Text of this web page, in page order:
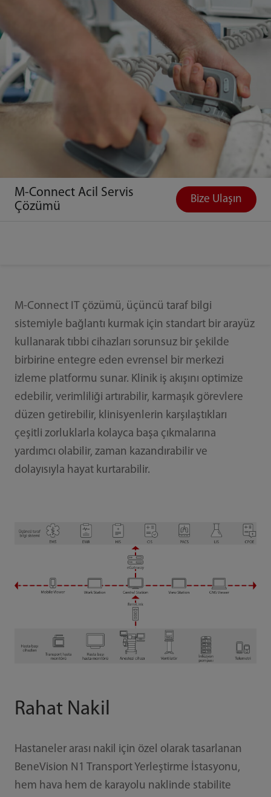
M-Connect Acil Servis
Çözümü
Bize Ulaşın
M-Connect IT çözümü, üçüncü taraf bilgi
sistemiyle bağlantı kurmak için standart bir arayüz
kullanarak tıbbi cihazları sorunsuz bir şekilde
birbirine entegre eden evrensel bir merkezi
izleme platformu sunar. Klinik iş akışını optimize
edebilir, verimliliği artırabilir, karmaşık görevlere
düzen getirebilir, klinisyenlerin karşılaştıkları
çeşitli zorluklarla kolayca başa çıkmalarına
yardımcı olabilir, zaman kazandırabilir ve
dolayısıyla hayat kurtarabilir.
Rahat Nakil
Hastaneler arası nakil için özel olarak tasarlanan
BeneVision N1 Transport Yerleştirme İstasyonu,
hem hava hem de karayolu naklinde stabilite